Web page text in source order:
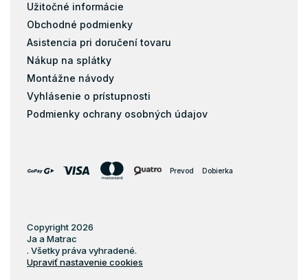
Užitočné informácie
Obchodné podmienky
Asistencia pri doručení tovaru
Nákup na splátky
Montážne návody
Vyhlásenie o prístupnosti
Podmienky ochrany osobných údajov
Prevod Dobierka
Copyright 2026
Ja a Matrac
. Všetky práva vyhradené.
Upraviť nastavenie cookies